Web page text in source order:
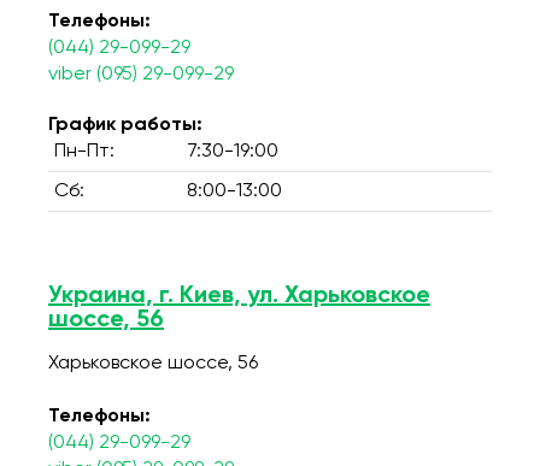
Телефоны:
(044) 29-099-29
viber (095) 29-099-29
График работы:
Пн-Пт:
7:30-19:00
Сб: 8:00-13:00
Украина, г. Киев, ул. Харьковское
шоссе, 56
Харьковское шоссе, 56
Телефоны:
(044) 29-099-29